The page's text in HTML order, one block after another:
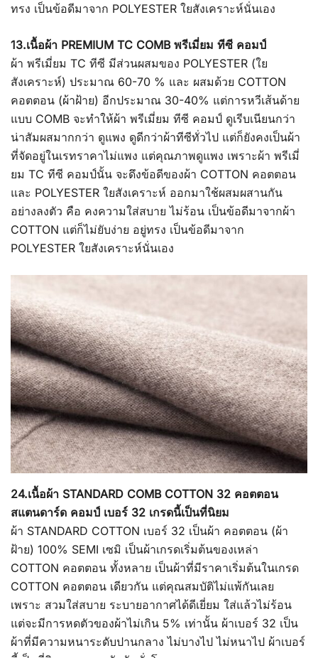
ทรง เป็นข้อดีมาจาก POLYESTER ใยสังเคราะห์นั่นเอง
13.เนื้อผ้า PREMIUM TC COMB พรีเมี่ยม ทีซี คอมป์
ผ้า พรีเมี่ยม TC ทีซี มีส่วนผสมของ POLYESTER (ใย
สังเคราะห์) ประมาณ 60-70 % และ ผสมด้วย COTTON
คอตตอน (ผ้าฝ้าย) อีกประมาณ 30-40% แต่การหวีเส้นด้าย
แบบ COMB จะทำให้ผ้า พรีเมี่ยม ทีซี คอมป์ ดูเรีบเนียนกว่า
น่าสัมผสมากกว่า ดูแพง ดูดีกว่าผ้าทีซีทั่วไป แต่ก็ยังคงเป็นผ้า
ที่จัดอยู่ในเรทราคาไม่แพง แต่คุณภาพดูแพง เพราะผ้า พรีเมี่
ยม TC ทีซี คอมป์นั้น จะดึงข้อดีของผ้า COTTON คอตตอน
และ POLYESTER ใยสังเคราะห์ ออกมาใช้ผสมผสานกัน
อย่างลงตัว คือ คงความใส่สบาย ไม่ร้อน เป็นข้อดีมาจากผ้า
COTTON แต่ก็ไม่ยับง่าย อยู่ทรง เป็นข้อดีมาจาก
POLYESTER ใยสังเคราะห์นั่นเอง
24.เนื้อผ้า STANDARD COMB COTTON 32 คอตตอน
สแตนดาร์ด คอมป์ เบอร์ 32 เกรดนี้เป็นที่นิยม
ผ้า STANDARD COTTON เบอร์ 32 เป็นผ้า คอตตอน (ผ้า
ฝ้าย) 100% SEMI เซมิ เป็นผ้าเกรดเริ่มต้นของเหล่า
COTTON คอตตอน ทั้งหลาย เป็นผ้าที่มีราคาเริ่มต้นในเกรด
COTTON คอตตอน เดียวกัน แต่คุณสมบัติไม่แพ้กันเลย
เพราะ สวมใส่สบาย ระบายอากาศได้ดีเยี่ยม ใส่แล้วไม่ร้อน
แต่จะมีการหดตัวของผ้าไม่เกิน 5% เท่านั้น ผ้าเบอร์ 32 เป็น
ผ้าที่มีความหนาระดับปานกลาง ไม่บางไป ไม่หนาไป ผ้าเบอร์